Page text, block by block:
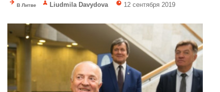
В Литве Liudmila Davydova 12 сентября 2019